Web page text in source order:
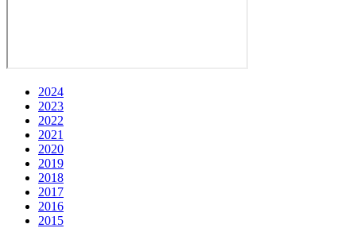
2024
2023
2022
2021
2020
2019
2018
2017
2016
2015